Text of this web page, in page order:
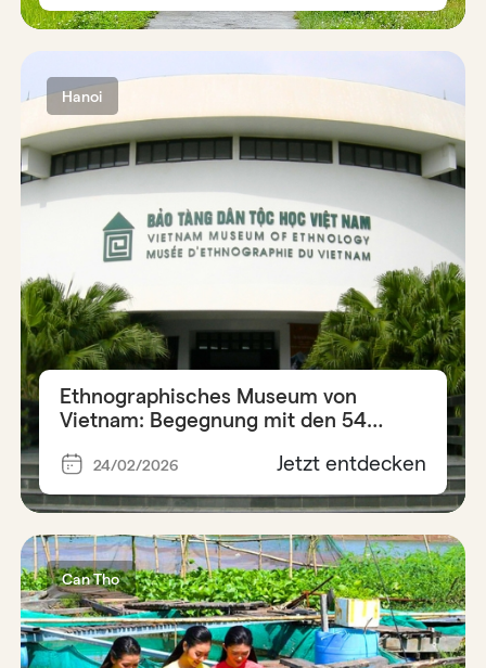
Hanoi
Ethnographisches Museum von
Vietnam: Begegnung mit den 54
24/02/2026 Jetzt entdecken
Can Tho